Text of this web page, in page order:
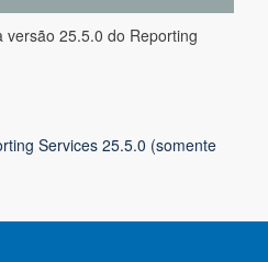
25.5.0 do Reporting
Services 25.5.0 (somente